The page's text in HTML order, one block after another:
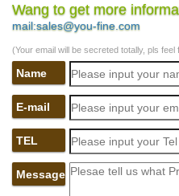
Wang to get more
mail:sales@you-fine.com
(Your email will be secreted totally, pls
Name
E-mail
TEL
Message